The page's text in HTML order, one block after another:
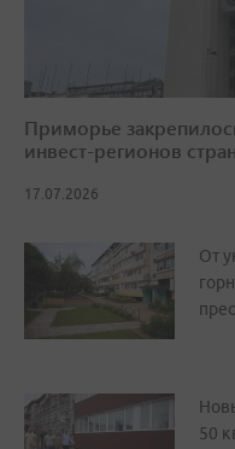
Приморье
инвест-регионов
17.07.2026
От
50